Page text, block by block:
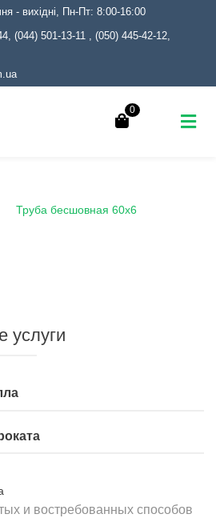
- вихідні, Пн-Пт: 8:00-16:00
(044) 501-13-11 , (050) 445-42-12,
0
Труба бесшовная 60х6
услуги
и востребованных способов